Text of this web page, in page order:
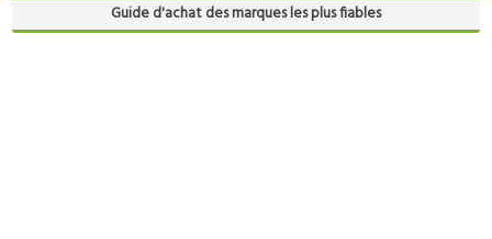
Guide d'achat des marques les plus fiables